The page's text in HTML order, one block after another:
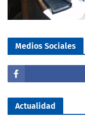
Medios Sociales
Actualidad